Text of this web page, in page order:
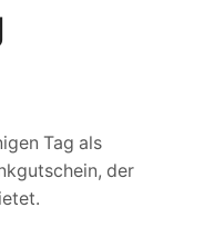
Tag als
der